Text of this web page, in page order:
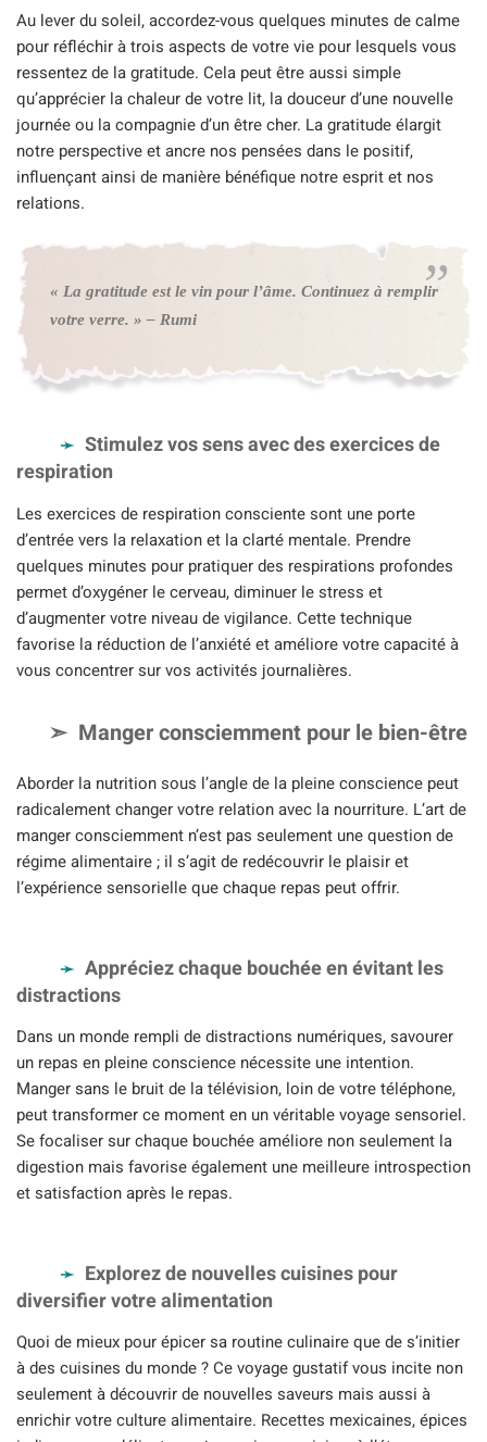
Au lever du soleil, accordez-vous quelques minutes de calme
pour réfléchir à trois aspects de votre vie pour lesquels vous
ressentez de la gratitude. Cela peut être aussi simple
qu’apprécier la chaleur de votre lit, la douceur d’une nouvelle
journée ou la compagnie d’un être cher. La gratitude élargit
notre perspective et ancre nos pensées dans le positif,
influençant ainsi de manière bénéfique notre esprit et nos
relations.
« La gratitude est le vin pour l’âme. Continuez à remplir
votre verre. » – Rumi
Stimulez vos sens avec des exercices de
respiration
Les exercices de respiration consciente sont une porte
d’entrée vers la relaxation et la clarté mentale. Prendre
quelques minutes pour pratiquer des respirations profondes
permet d’oxygéner le cerveau, diminuer le stress et
d’augmenter votre niveau de vigilance. Cette technique
favorise la réduction de l’anxiété et améliore votre capacité à
vous concentrer sur vos activités journalières.
Manger consciemment pour le bien-être
Aborder la nutrition sous l’angle de la pleine conscience peut
radicalement changer votre relation avec la nourriture. L’art de
manger consciemment n’est pas seulement une question de
régime alimentaire ; il s’agit de redécouvrir le plaisir et
l’expérience sensorielle que chaque repas peut offrir.
Appréciez chaque bouchée en évitant les
distractions
Dans un monde rempli de distractions numériques, savourer
un repas en pleine conscience nécessite une intention.
Manger sans le bruit de la télévision, loin de votre téléphone,
peut transformer ce moment en un véritable voyage sensoriel.
Se focaliser sur chaque bouchée améliore non seulement la
digestion mais favorise également une meilleure introspection
et satisfaction après le repas.
Explorez de nouvelles cuisines pour
diversifier votre alimentation
Quoi de mieux pour épicer sa routine culinaire que de s’initier
à des cuisines du monde ? Ce voyage gustatif vous incite non
seulement à découvrir de nouvelles saveurs mais aussi à
enrichir votre culture alimentaire. Recettes mexicaines, épices